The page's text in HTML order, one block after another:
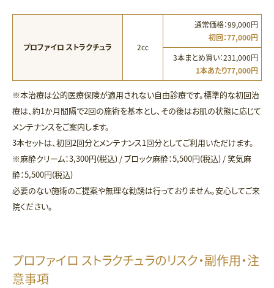
プロファイロ ストラクチュラ 2cc
通常価格：99,000円
初回：77,000円
3本まとめ買い：231,000円
1本あたり77,000円
※本治療は公的医療保険が適用されない自由診療です。標準的な初回治
療は、約1か月間隔で2回の施術を基本とし、その後はお肌の状態に応じて
メンテナンスをご案内します。
3本セットは、初回2回分とメンテナンス1回分としてご利用いただけます。
※麻酔クリーム：3,300円(税込) / ブロック麻酔：5,500円(税込) / 笑気麻
酔：5,500円(税込)
必要のない施術のご提案や無理な勧誘は行っておりません。安心してご来
院ください。
プロファイロ ストラクチュラのリスク・副作用・注
意事項